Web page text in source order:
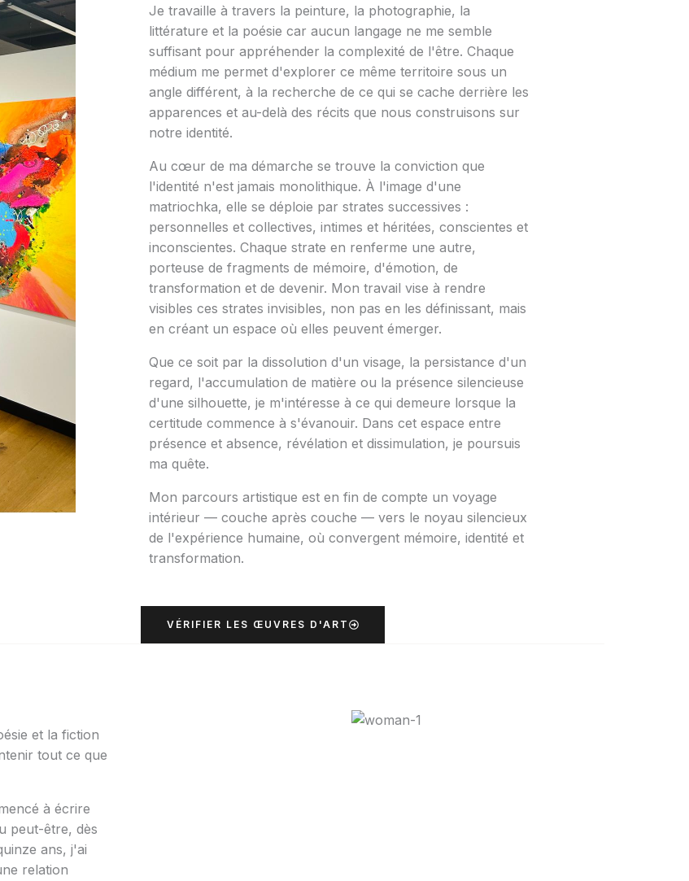
Je travaille à travers la peinture, la photographie, la
littérature et la poésie car aucun langage ne me semble
suffisant pour appréhender la complexité de l'être. Chaque
médium me permet d'explorer ce même territoire sous un
angle différent, à la recherche de ce qui se cache derrière les
apparences et au-delà des récits que nous construisons sur
notre identité.
Au cœur de ma démarche se trouve la conviction que
l'identité n'est jamais monolithique. À l'image d'une
matriochka, elle se déploie par strates successives :
personnelles et collectives, intimes et héritées, conscientes et
inconscientes. Chaque strate en renferme une autre,
porteuse de fragments de mémoire, d'émotion, de
transformation et de devenir. Mon travail vise à rendre
visibles ces strates invisibles, non pas en les définissant, mais
en créant un espace où elles peuvent émerger.
Que ce soit par la dissolution d'un visage, la persistance d'un
regard, l'accumulation de matière ou la présence silencieuse
d'une silhouette, je m'intéresse à ce qui demeure lorsque la
certitude commence à s'évanouir. Dans cet espace entre
présence et absence, révélation et dissimulation, je poursuis
ma quête.
Mon parcours artistique est en fin de compte un voyage
intérieur — couche après couche — vers le noyau silencieux
de l'expérience humaine, où convergent mémoire, identité et
transformation.
VÉRIFIER LES ŒUVRES D'ART
et la fiction
tout ce que
à écrire
peut-être, dès
ans, j'ai
relation